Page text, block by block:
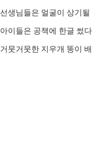
선생님들은 얼굴이 상기
아이들은 공책에 한글 썼
거뭇거뭇한 지우개 똥이